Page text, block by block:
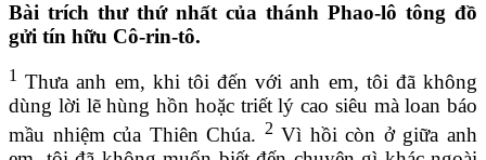
Bài trích thư thứ nhất của thánh Phao-lô tông đồ
gửi tín hữu Cô-rin-tô.
1 Thưa anh em, khi tôi đến với anh em, tôi đã không
dùng lời lẽ hùng hồn hoặc triết lý cao siêu mà loan báo
mầu nhiệm của Thiên Chúa. 2Vì hồi còn ở giữa anh